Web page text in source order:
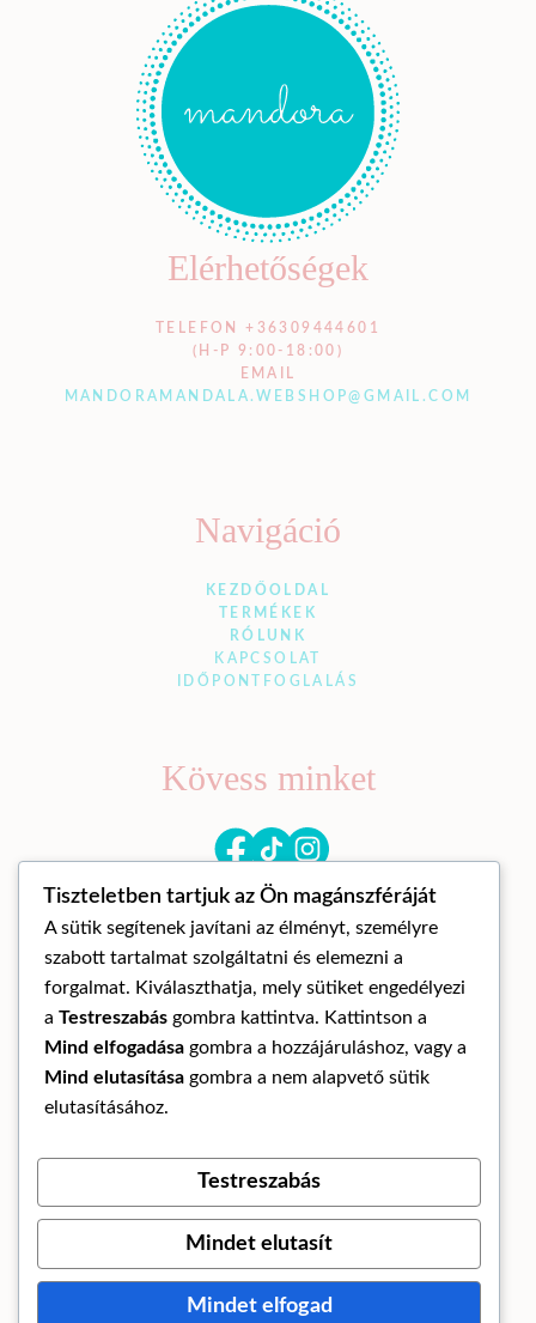
Elérhetőségek
TELEFON +36309444601
(H-P 9:00-18:00)
EMAIL
MANDORAMANDALA.WEBSHOP@GMAIL.COM
Navigáció
KEZDŐOLDAL
TERMÉKEK
RÓLUNK
KAPCSOLAT
IDŐPONTFOGLALÁS
Kövess minket
© Mandora mandala 2026
ÁLTALÁNOS SZERZŐDÉSI FELTÉTELEK
Az oldalt készítette:
Tiszteletben tartjuk az Ön magánszféráját
A sütik segítenek javítani az élményt, személyre
szabott tartalmat szolgáltatni és elemezni a
forgalmat. Kiválaszthatja, mely sütiket engedélyezi
a Testreszabás gombra kattintva. Kattintson a
Mind elfogadása gombra a hozzájáruláshoz, vagy a
Mind elutasítása gombra a nem alapvető sütik
elutasításához.
Testreszabás
Mindet elutasít
Mindet elfogad